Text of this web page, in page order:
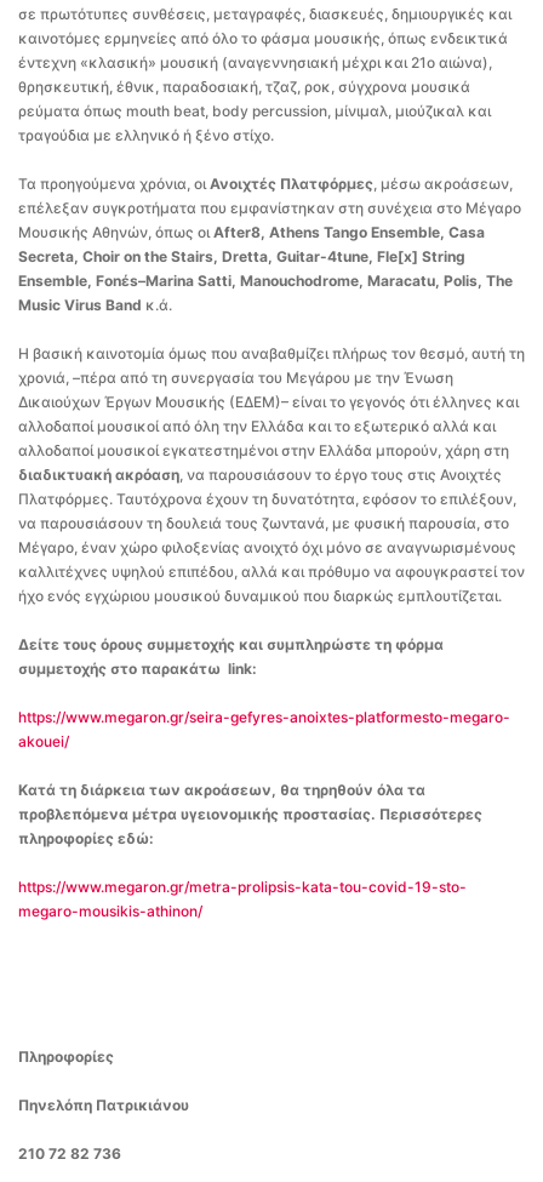
σε πρωτότυπες συνθέσεις, μεταγραφές, διασκευές, δημιουργικές και
καινοτόμες ερμηνείες από όλο το φάσμα μουσικής, όπως ενδεικτικά
έντεχνη «κλασική» μουσική (αναγεννησιακή μέχρι και 21ο αιώνα),
θρησκευτική, έθνικ, παραδοσιακή, τζαζ, ροκ, σύγχρονα μουσικά
ρεύματα όπως mouth beat, body percussion, μίνιμαλ, μιούζικαλ και
τραγούδια με ελληνικό ή ξένο στίχο.
Τα προηγούμενα χρόνια, οιΑνοιχτές Πλατφόρμες, μέσω ακροάσεων,
επέλεξαν συγκροτήματα που εμφανίστηκαν στη συνέχεια στο Μέγαρο
Μουσικής Αθηνών, όπως οιAfter8, Athens Tango Ensemble, Casa
Secreta, Choir on the Stairs, Dretta, Guitar-4tune, Fle[x] String
Ensemble, Fonέs–Marina Satti, Manouchodrome, Maracatu, Polis, The
Music Virus Band κ.ά.
Η βασική καινοτομία όμως που αναβαθμίζει πλήρως τον θεσμό, αυτή τη
χρονιά, –πέρα από τη συνεργασία του Μεγάρου με την Ένωση
Δικαιούχων Έργων Μουσικής (ΕΔΕΜ)– είναι το γεγονός ότι έλληνες και
αλλοδαποί μουσικοί από όλη την Ελλάδα και το εξωτερικό αλλά και
αλλοδαποί μουσικοί εγκατεστημένοι στην Ελλάδα μπορούν, χάρη στη
διαδικτυακή ακρόαση, να παρουσιάσουν το έργο τους στις Ανοιχτές
Πλατφόρμες. Ταυτόχρονα έχουν τη δυνατότητα, εφόσον το επιλέξουν,
να παρουσιάσουν τη δουλειά τους ζωντανά, με φυσική παρουσία, στο
Μέγαρο, έναν χώρο φιλοξενίας ανοιχτό όχι μόνο σε αναγνωρισμένους
καλλιτέχνες υψηλού επιπέδου, αλλά και πρόθυμο να αφουγκραστεί τον
ήχο ενός εγχώριου μουσικού δυναμικού που διαρκώς εμπλουτίζεται.
Δείτε τους όρους συμμετοχής και συμπληρώστε τη φόρμα
συμμετοχής στο παρακάτω link:
https://www.megaron.gr/seira-gefyres-anoixtes-platformesto-megaro-
akouei/
Κατά τη διάρκεια των ακροάσεων, θα τηρηθούν όλα τα
προβλεπόμενα μέτρα υγειονομικής προστασίας. Περισσότερες
πληροφορίες εδώ:
https://www.megaron.gr/metra-prolipsis-kata-tou-covid-19-sto-
megaro-mousikis-athinon/
Πληροφορίες
Πηνελόπη Πατρικιάνου
210 72 82 736